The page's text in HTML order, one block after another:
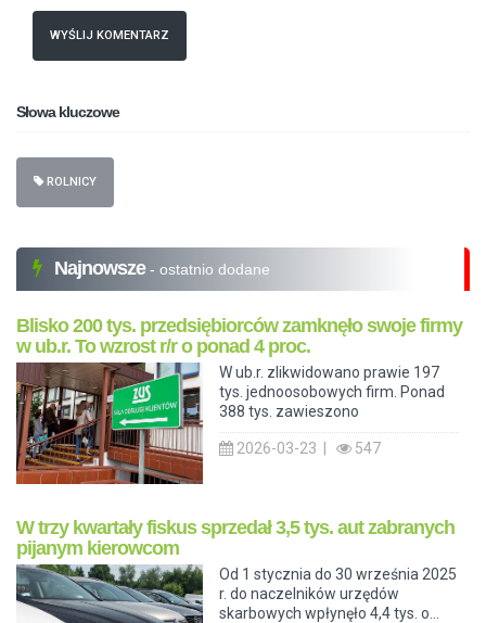
WYŚLIJ KOMENTARZ
Słowa kluczowe
ROLNICY
Najnowsze - ostatnio dodane
Blisko 200 tys. przedsiębiorców zamknęło swoje firmy
w ub.r. To wzrost r/r o ponad 4 proc.
W ub.r. zlikwidowano prawie 197
tys. jednoosobowych firm. Ponad
388 tys. zawieszono
2026-03-23 | 547
W trzy kwartały fiskus sprzedał 3,5 tys. aut zabranych
pijanym kierowcom
Od 1 stycznia do 30 września 2025
r. do naczelników urzędów
skarbowych wpłynęło 4,4 tys. o...